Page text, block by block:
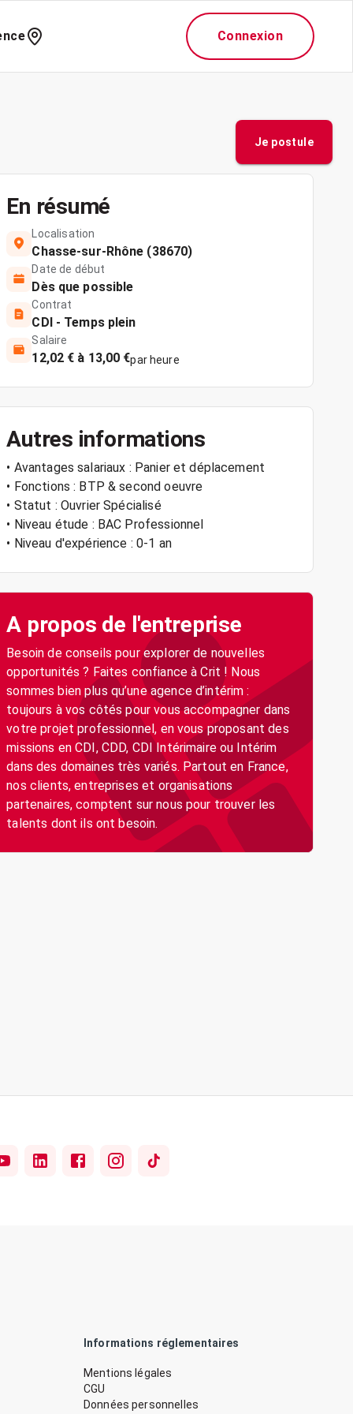
Connexion
Je postule
En résumé
Localisation
Chasse-sur-Rhône (38670)
Date de début
Dès que possible
Contrat
CDI - Temps plein
Salaire
12,02 € à 13,00 €par heure
Autres informations
• Avantages salariaux : Panier et déplacement
• Fonctions : BTP & second oeuvre
• Statut : Ouvrier Spécialisé
• Niveau étude : BAC Professionnel
• Niveau d'expérience : 0-1 an
A propos de l'entreprise
Besoin de conseils pour explorer de nouvelles
opportunités ? Faites confiance à Crit ! Nous
sommes bien plus qu’une agence d’intérim :
toujours à vos côtés pour vous accompagner dans
votre projet professionnel, en vous proposant des
missions en CDI, CDD, CDI Intérimaire ou Intérim
dans des domaines très variés. Partout en France,
nos clients, entreprises et organisations
partenaires, comptent sur nous pour trouver les
talents dont ils ont besoin.
Informations réglementaires
Mentions légales
CGU
Données personnelles